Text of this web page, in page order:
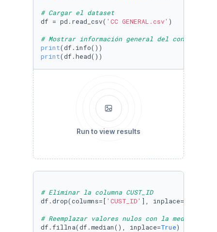
# Cargar el dataset
df = pd.read_csv( 'CC GENERAL.csv' )
# Mostrar información general del conjunto de
print
print
Run to view results
# Eliminar la columna CUST_ID
df.drop(columns=[ 'CUST_ID' ], inplace=
# Reemplazar valores nulos con la mediana
df.fillna(df.median(), inplace=True)